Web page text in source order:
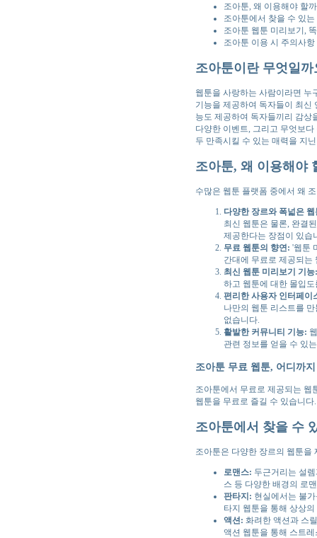
조아툰, 왜 이용해야 할
조아툰에서 찾을 수 있
조아툰 웹툰 미리보기,
조아툰 이용 시 주의사
조아툰이란 무엇일까
웹툰을 사랑하는 사람이라면 누
기능을 제공하여 독자들이 최신
능도 제공하여 독자들끼리 감상
다양한 이벤트, 그리고 무엇보
두 만족시킬 수 있는 매력을 지
조아툰, 왜 이용해야
수많은 웹툰 플랫폼 중에서 왜
다양한 장르와 폭넓은
최신 웹툰은 물론, 완결
제공한다는 장점이 있습
무료 웹툰의 향연: '웹툰
간대에 무료로 제공되는
최신 웹툰 미리보기 기능:
하고 웹툰에 대한 몰입
편리한 사용자 인터페이
나만의 웹툰 리스트를
없습니다.
활발한 커뮤니티 기능:
관련 정보를 얻을 수 있
조아툰 무료 웹툰, 어디까
조아툰에서 무료로 제공되는 웹
웹툰을 무료로 즐길 수 있습니
조아툰에서 찾을 수
조아툰은 다양한 장르의 웹툰을
로맨스: 두근거리는 설
스 등 다양한 배경의 로
판타지: 현실에서는 불
타지 웹툰을 통해 상상
액션: 화려한 액션과 스
액션 웹툰을 통해 스트